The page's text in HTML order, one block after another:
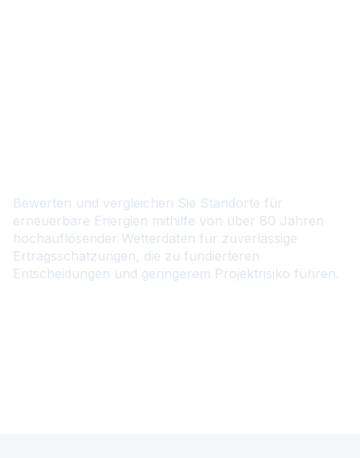
Bewerten und vergleichen Sie Standorte für
erneuerbare Energien mithilfe von über 80 Jahren
hochauflösender Wetterdaten für zuverlässige
Ertragsschätzungen, die zu fundierteren
Entscheidungen und geringerem Projektrisiko führen.